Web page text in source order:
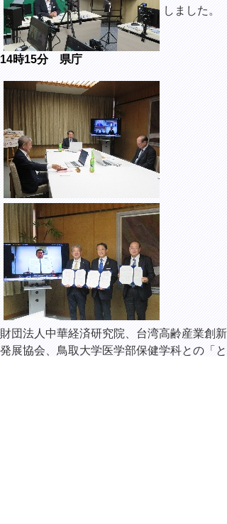
しました。
14時15分 県庁
財団法人中華経済研究院、台湾高齢産業創新
発展協会、鳥取大学医学部保健学科との「と